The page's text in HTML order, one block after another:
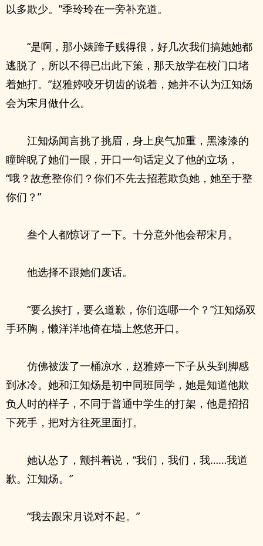
以多欺少。”季玲玲在一旁补充道。
“是啊，那小婊蹄子贱得很，好几次我们搞她她都
逃脱了，所以不得已出此下策，那天放学在校门口堵
着她打。”赵雅婷咬牙切齿的说着，她并不认为江知炀
会为宋月做什么。
江知炀闻言挑了挑眉，身上戾气加重，黑漆漆的
瞳眸睨了她们一眼，开口一句话定义了他的立场，
“哦？故意整你们？你们不先去招惹欺负她，她至于整
你们？”
叁个人都惊讶了一下。十分意外他会帮宋月。
他选择不跟她们废话。
“要么挨打，要么道歉，你们选哪一个？”江知炀双
手环胸，懒洋洋地倚在墙上悠悠开口。
仿佛被泼了一桶凉水，赵雅婷一下子从头到脚感
到冰冷。她和江知炀是初中同班同学，她是知道他欺
负人时的样子，不同于普通中学生的打架，他是招招
下死手，把对方往死里面打。
她认怂了，颤抖着说，“我们，我们，我……我道
歉。江知炀。”
“我去跟宋月说对不起。”